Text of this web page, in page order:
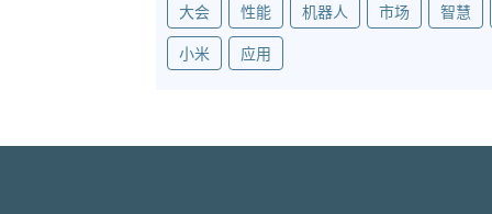
大会
性能 机器人 市场
智慧
小米
应用